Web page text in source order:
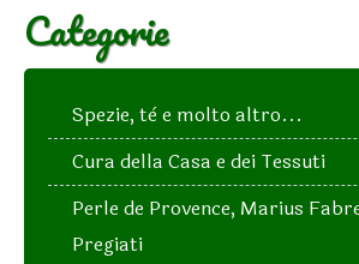
Categorie
Spezie, tè e molto altro...
Cura della Casa e dei Tessuti
Perle de Provence, Marius
Pregiati